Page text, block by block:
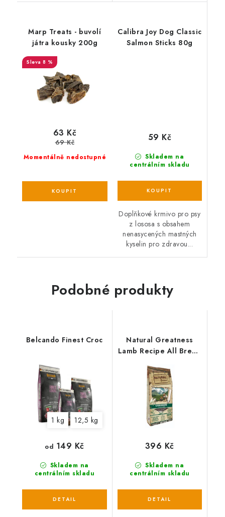
Marp Treats - buvolí
játra kousky 200g
8 %
Momentálně nedostupné
63 Kč
69 Kč
Calibra Joy Dog Classic
Salmon Sticks 80g
Skladem na
centrálním skladu
59 Kč
Doplňkové krmivo pro psy
z lososa s obsahem
nenasycených mastných
kyselin pro zdravou...
Podobné produkty
Belcando Finest Croc
1 kg 12,5 kg
Skladem na
centrálním skladu
od 149 Kč
Natural Greatness
Lamb Recipe All Breed
Skladem na
centrálním skladu
396 Kč